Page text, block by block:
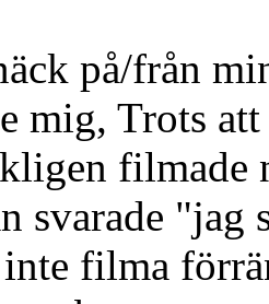
på/från
mig, Trots
filmade
svarade
filma